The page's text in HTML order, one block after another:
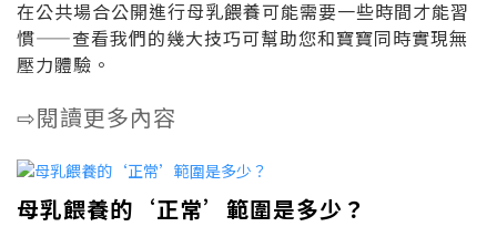
在公共場合公開進行母乳餵養可能需要一些時間才能習
慣——查看我們的幾大技巧可幫助您和寶寶同時實現無
壓力體驗。
⇨閱讀更多內容
母乳餵養的‘正常’範圍是多少？